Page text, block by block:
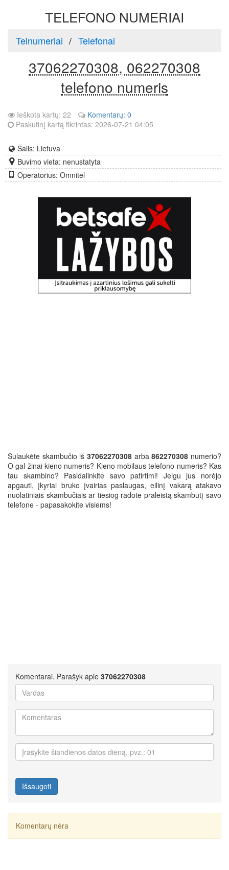
TELEFONO NUMERIAI
Telnumeriai Telefonai
37062270308, 062270308
telefono numeris
Ieškota kartų: 22
Komentarų: 0
Paskutinį kartą tikrintas: 2026-07-21 04:05
Šalis: Lietuva
Buvimo vieta: nenustatyta
Operatorius: Omnitel
Sulaukėte skambučio iš 37062270308 arba862270308 numerio?
O gal žinai kieno numeris? Kieno mobilaus telefono numeris? Kas
tau skambino? Pasidalinkite savo patirtimi! Jeigu jus norėjo
apgauti, įkyriai bruko įvairias paslaugas, eilinį vakarą atakavo
nuolatiniais skambučiais ar tiesiog radote praleistą skambutį savo
telefone - papasakokite visiems!
Komentarai. Parašyk apie 37062270308
Išsaugoti
Komentarų nėra